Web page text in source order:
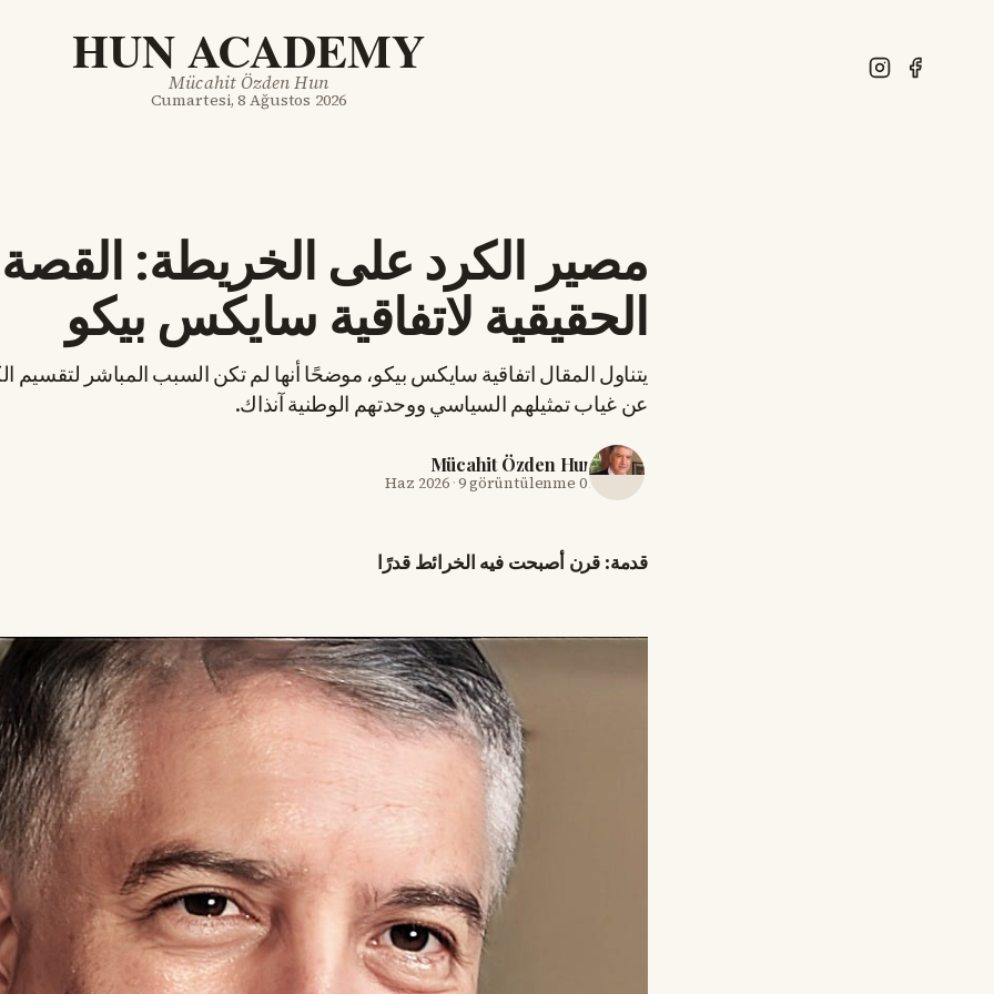
HUN ACADEMY
Mücahit Özden Hun
Cumartesi, 8 Ağustos 2026
مصير الكرد على الخريطة: القصة
الحقيقية لاتفاقية سايكس بيكو
يتناول المقال اتفاقية سايكس بيكو، موضحًا أنها لم تكن السبب المباشر
عن غياب تمثيلهم السياسي ووحدتهم الوطنية آنذاك.
Mücahit Özden Hun
07 Haz 2026
·9 görüntülenme
قدمة: قرن أصبحت فيه الخرائط قدرًا